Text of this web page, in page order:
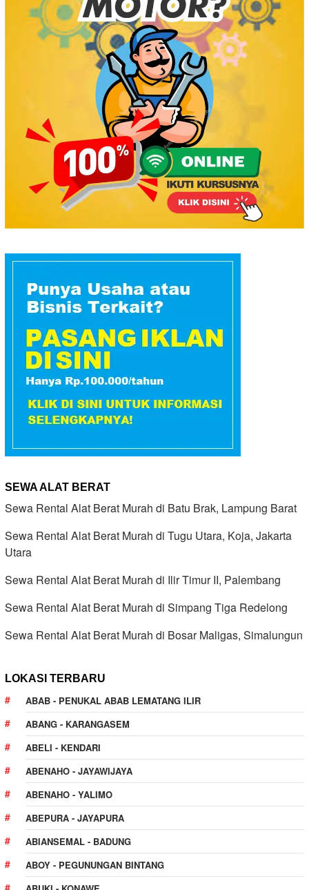
SEWA ALAT BERAT
Sewa Rental Alat Berat Murah di Batu Brak, Lampung Barat
Sewa Rental Alat Berat Murah di Tugu Utara, Koja, Jakarta
Utara
Sewa Rental Alat Berat Murah di Ilir Timur II, Palembang
Sewa Rental Alat Berat Murah di Simpang Tiga Redelong
Sewa Rental Alat Berat Murah di Bosar Maligas, Simalungun
LOKASI TERBARU
ABAB - PENUKAL ABAB LEMATANG ILIR
ABANG - KARANGASEM
ABELI - KENDARI
ABENAHO - JAYAWIJAYA
ABENAHO - YALIMO
ABEPURA - JAYAPURA
ABIANSEMAL - BADUNG
ABOY - PEGUNUNGAN BINTANG